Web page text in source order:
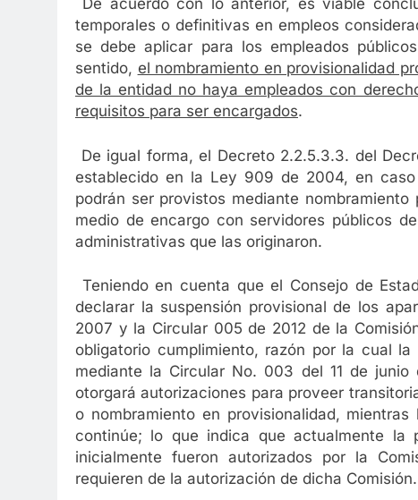
De acuerdo con lo anterior, es viable
temporales o definitivas en empleos
se debe aplicar para los empleados
sentido, el nombramiento en provisionalidad
de la entidad no haya empleados con
requisitos para ser encargados.
De igual forma, el Decreto 2.2.5.3.3. del
establecido en la Ley 909 de 2004, en
podrán ser provistos mediante
medio de encargo con servidores públicos
administrativas que las originaron.
Teniendo en cuenta que el Consejo de
declarar la suspensión provisional de los
2007 y la Circular 005 de 2012 de la
obligatorio cumplimiento, razón por la cual
mediante la Circular No. 003 del 11 de
otorgará autorizaciones para proveer
o nombramiento en provisionalidad,
continúe; lo que indica que actualmente la
inicialmente fueron autorizados por la
requieren de la autorización de dicha Comisión.